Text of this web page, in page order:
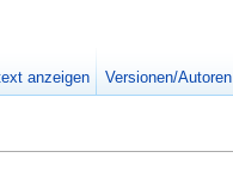
anzeigen Versionen/Autoren